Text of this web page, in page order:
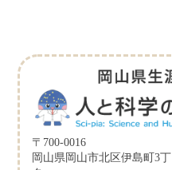
〒700-0016
岡山県岡山市北区伊島町3